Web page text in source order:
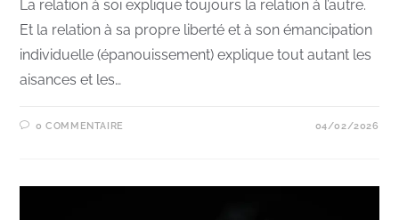
La relation à soi explique toujours la relation à l’autre.
Et la relation à sa propre liberté et à son émancipation
individuelle (épanouissement) explique tout autant les
aisances et les…
0 COMMENTAIRE 04/02/2026